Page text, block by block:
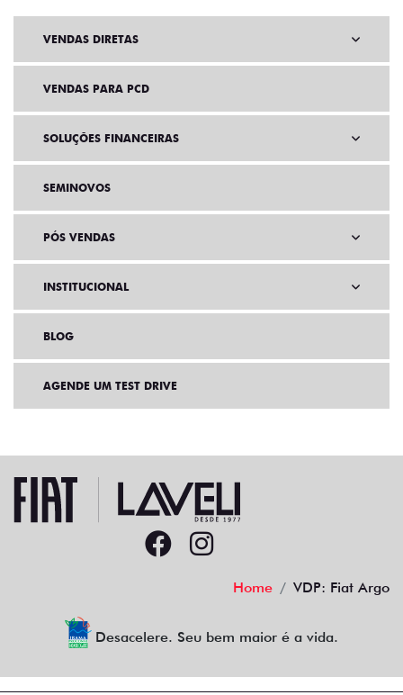
VENDAS DIRETAS
VENDAS PARA PCD
SOLUÇÕES FINANCEIRAS
SEMINOVOS
PÓS VENDAS
INSTITUCIONAL
BLOG
AGENDE UM TEST DRIVE
Home VDP: Fiat Argo
Desacelere. Seu bem maior é a vida.